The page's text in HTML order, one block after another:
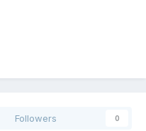
Followers 0